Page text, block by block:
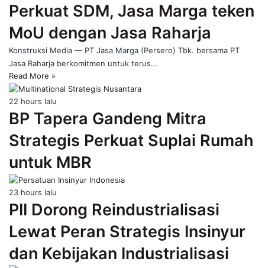
page
Perkuat SDM, Jasa Marga teken
MoU dengan Jasa Raharja
Konstruksi Media — PT Jasa Marga (Persero) Tbk. bersama PT
Jasa Raharja berkomitmen untuk terus…
Read More »
22 hours lalu
BP Tapera Gandeng Mitra
Strategis Perkuat Suplai Rumah
untuk MBR
23 hours lalu
PII Dorong Reindustrialisasi
Lewat Peran Strategis Insinyur
dan Kebijakan Industrialisasi